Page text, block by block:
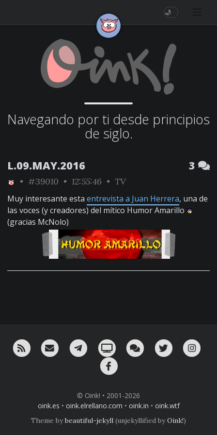
🌙
Navegando por ti desde principios
de siglo.
L.09.MAY.2016 3
• #39010 • 12:55:46 • TV
Muy interesante esta entrevista a Juan Herrera, una de
las voces (y creadores) del mítico Humor Amarillo
(gracias McNolo)
RSS ¡Mándame un email!¡Nuestro canal en Telegram!
Oink! TV Charla con nosotros
Twitter
© Oink! • 2001-2026
oink.es • oink.elrellano.com • oink.in • oink.wtf
Theme bybeautiful-jekyll (unjekyllified byOink!)